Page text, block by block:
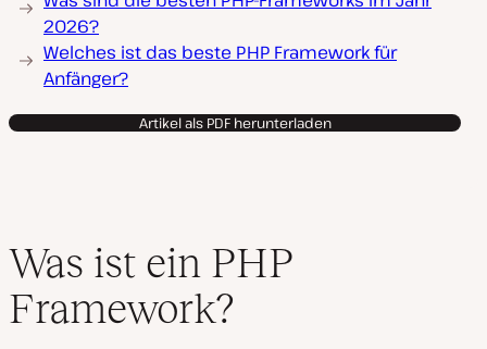
2026?
Welches ist das beste PHP Framework für
Anfänger?
Artikel als PDF herunterladen
Was ist ein PHP
Framework?